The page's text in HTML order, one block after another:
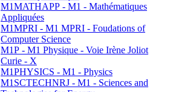
M1MATHAPP - M1 - Mathématiques
Appliquées
M1MPRI - M1 MPRI - Foudations of
Computer Science
M1P - M1 Physique - Voie Irène Joliot
Curie - X
M1PHYSICS - M1 - Physics
M1SCTECHNRJ - M1 - Sciences and